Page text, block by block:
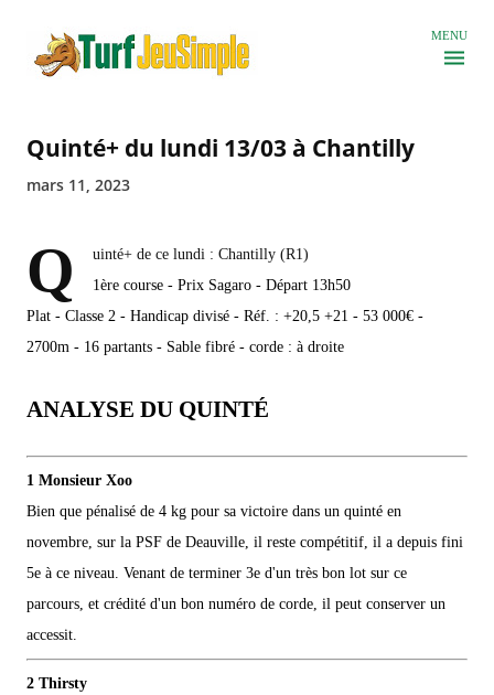
MENU
Quinté+ du lundi 13/03 à Chantilly
mars 11, 2023
Q
uinté+ de ce lundi : Chantilly (R1)
1ère course - Prix Sagaro - Départ 13h50
Plat - Classe 2 - Handicap divisé - Réf. : +20,5 +21 - 53 000€ -
2700m - 16 partants - Sable fibré - corde : à droite
ANALYSE DU QUINTÉ
1 Monsieur Xoo
Bien que pénalisé de 4 kg pour sa victoire dans un quinté en
novembre, sur la PSF de Deauville, il reste compétitif, il a depuis fini
5e à ce niveau. Venant de terminer 3e d'un très bon lot sur ce
parcours, et crédité d'un bon numéro de corde, il peut conserver un
accessit.
2 Thirsty